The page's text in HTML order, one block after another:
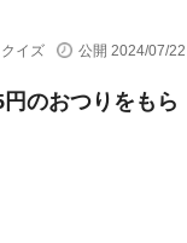
クイズ 公開 2024/07/22
のおつりをもら